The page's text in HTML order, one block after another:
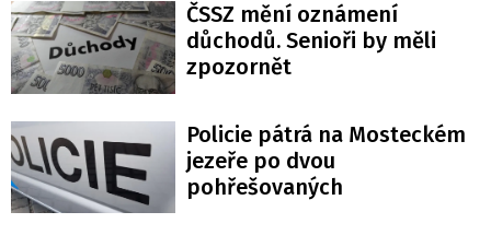
ČSSZ mění oznámení
důchodů. Senioři by měli
zpozornět
Policie pátrá na Mosteckém
jezeře po dvou
pohřešovaných